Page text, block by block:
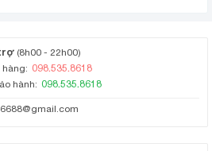
(8h00 - 22h00)
098.535.8618
hành: 098.535.8618